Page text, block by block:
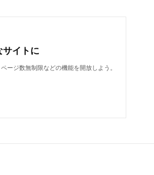
イトに
ージ数無制限などの機能を開放しよう。